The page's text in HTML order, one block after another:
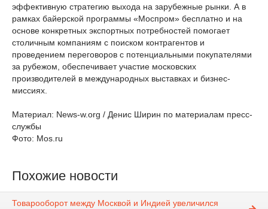
эффективную стратегию выхода на зарубежные рынки. А в
рамках байерской программы «Моспром» бесплатно и на
основе конкретных экспортных потребностей помогает
столичным компаниям с поиском контрагентов и
проведением переговоров с потенциальными покупателями
за рубежом, обеспечивает участие московских
производителей в международных выставках и бизнес-
миссиях.
Материал: News-w.org / Денис Ширин по материалам пресс-
службы
Фото: Mos.ru
Похожие новости
Товарооборот между Москвой и Индией увеличился